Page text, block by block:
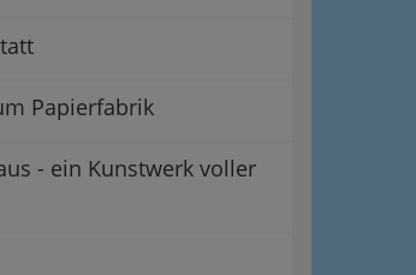
Papierfabrik
- ein Kunstwerk voller